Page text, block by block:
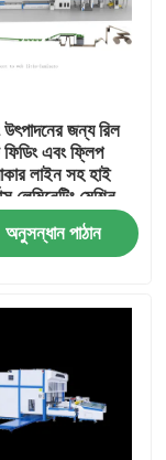
উৎপাদনের জন্য রিল
এবং ফ্লিপ
লাইন সহ হাই
লেমিনেটিং মেশিন
অনুসন্ধান পাঠান